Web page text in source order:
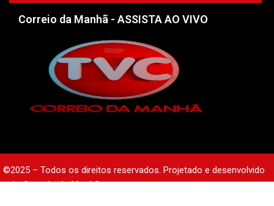
Correio da Manhã - ASSISTA AO VIVO
©2025 – Todos os direitos reservados. Projetado e desenvolvido
peloCorreio da Manhã.